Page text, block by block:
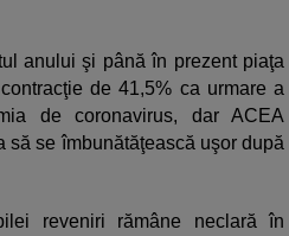
anului şi până în prezent piaţa
de 41,5% ca urmare a
de coronavirus, dar ACEA
să se îmbunătăţească uşor după
reveniri rămâne neclară în